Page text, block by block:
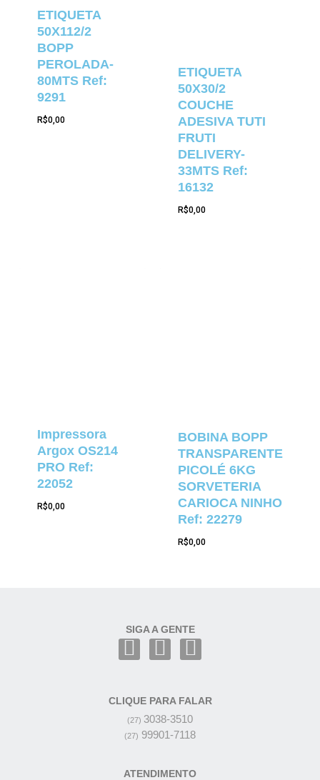
ETIQUETA
50X112/2
BOPP
PEROLADA-
80MTS Ref:
9291
R$0,00
ETIQUETA
50X30/2
COUCHE
ADESIVA TUTI
FRUTI
DELIVERY-
33MTS Ref:
16132
R$0,00
Impressora
Argox OS214
PRO Ref:
22052
R$0,00
BOBINA BOPP
TRANSPARENTE
PICOLÉ 6KG
SORVETERIA
CARIOCA NINHO
Ref: 22279
R$0,00
SIGA A GENTE
CLIQUE PARA FALAR
(27) 3038-3510
(27) 99901-7118
ATENDIMENTO